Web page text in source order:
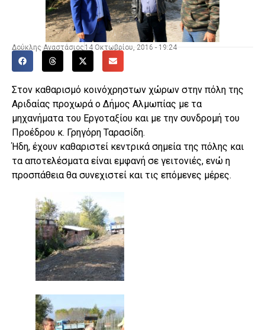
Δούκλης Αναστάσιος 14 Οκτωβρίου, 2016 - 19:24
Στον καθαρισμό κοινόχρηστων χώρων στην πόλη της
Αριδαίας προχωρά ο Δήμος Αλμωπίας με τα
μηχανήματα του Εργοταξίου και με την συνδρομή του
Προέδρου κ. Γρηγόρη Ταρασίδη.
Ήδη, έχουν καθαριστεί κεντρικά σημεία της πόλης και
τα αποτελέσματα είναι εμφανή σε γειτονιές, ενώ η
προσπάθεια θα συνεχιστεί και τις επόμενες μέρες.